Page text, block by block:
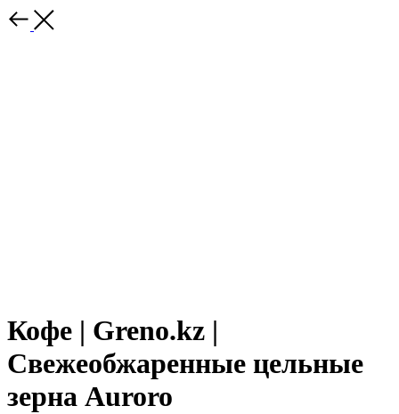
Кофе | Greno.kz |
Свежеобжаренные цельные
зерна Auroro